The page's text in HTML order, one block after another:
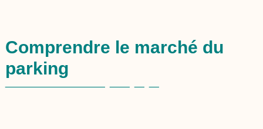
Comprendre le marché du
parking